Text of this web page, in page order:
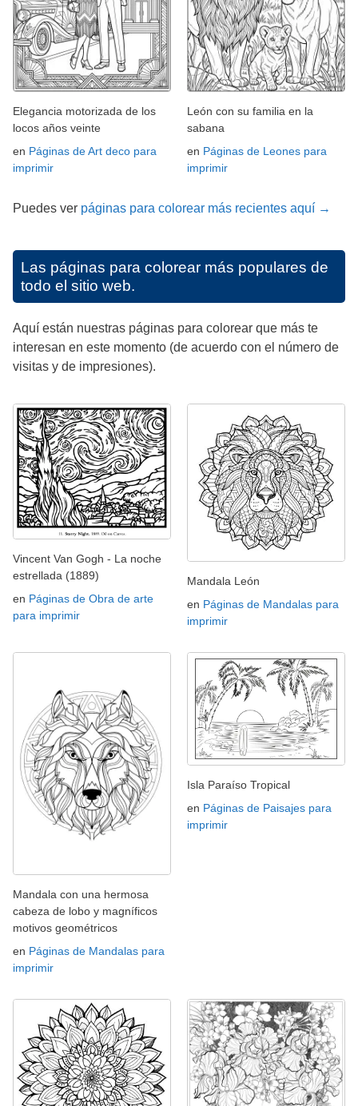
Elegancia motorizada de los
locos años veinte
en Páginas de Art deco para
imprimir
León con su familia en la
sabana
en Páginas de Leones para
imprimir
Puedes ver páginas para colorear más recientes aquí →
Las páginas para colorear más populares de
todo el sitio web.
Aquí están nuestras páginas para colorear que más te
interesan en este momento (de acuerdo con el número de
visitas y de impresiones).
Vincent Van Gogh - La noche
estrellada (1889)
en Páginas de Obra de arte
para imprimir
Mandala León
en Páginas de Mandalas para
imprimir
Mandala con una hermosa
cabeza de lobo y magníficos
motivos geométricos
en Páginas de Mandalas para
imprimir
Isla Paraíso Tropical
en Páginas de Paisajes para
imprimir